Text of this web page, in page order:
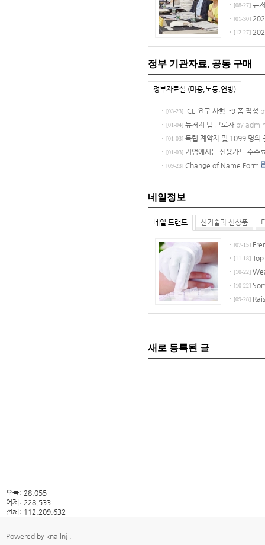
[08-27] 뉴
[01-30]
[12-27]
정부 기관자료, 공동 구매
정부자료실 (미용,노동,연방)
[03-23] ICE 요구 사항 I-9 폼 작성
[01-04] 뉴저지 팁 근로자 by
[01-03] 독립 계약자 및 1099 명의
[01-03] 기업에서는 신용카드 수수
[09-23] Change of Name Form
네일정보
네일 트랜드 신기술과 신상품
[07-15]
[11-18]
[10-22]
[10-22]
[09-28]
새로 등록된 글
오늘: 28,055
어제: 228,533
전체: 112,209,632
Powered by knailnj